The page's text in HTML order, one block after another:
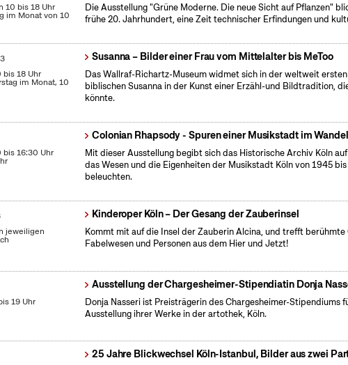
10 bis 18 Uhr
im Monat von 10
Die Ausstellung "Grüne Moderne. Die neue Sicht auf Pflanzen"
frühe 20. Jahrhundert, eine Zeit technischer Erfindungen und
bis 18 Uhr
im Monat, 10
Susanna – Bilder einer Frau vom Mittelalter bis MeToo
Das Wallraf-Richartz-Museum widmet sich in der weltweit
biblischen Susanna in der Kunst einer Erzähl-und Bildtradition,
könnte.
bis 16:30 Uhr
Colonian Rhapsody - Spuren einer Musikstadt im
Mit dieser Ausstellung begibt sich das Historische Archiv Köln
das Wesen und die Eigenheiten der Musikstadt Köln von 1945
beleuchten.
jeweiligen
Kinderoper Köln – Der Gesang der Zauberinsel
Kommt mit auf die Insel der Zauberin Alcina, und trefft berühmte
Fabelwesen und Personen aus dem Hier und Jetzt!
19 Uhr
Ausstellung der Chargesheimer-Stipendiatin Donja
Donja Nasseri ist Preisträgerin des Chargesheimer-Stipendiums
Ausstellung ihrer Werke in der artothek, Köln.
25 Jahre Blickwechsel Köln-Istanbul, Bilder aus zwei